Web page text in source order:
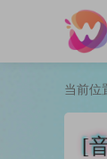
当前位
[